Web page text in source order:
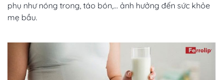
phụ như nóng trong, táo bón,... ảnh hưởng đến sức khỏe
mẹ bầu.